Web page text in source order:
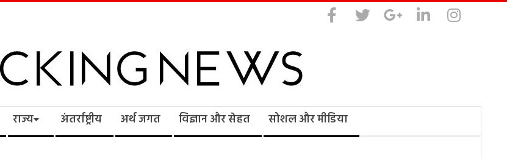
राज्य अंतर्राष्ट्रीय अर्थ जगत विज्ञान और सेहत सोशल और मीडिया